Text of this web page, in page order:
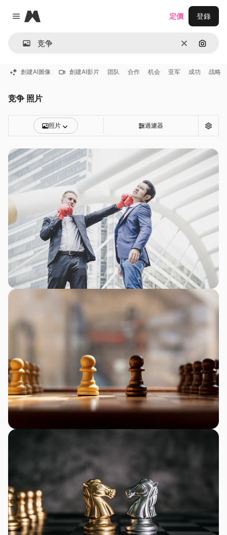
Close menu
Magnific
清除 通過圖
定價 登錄
創建AI圖像 創建AI影片 团队 合作 机会 亚军 成功 战略
竞争 照片
照片 過濾器